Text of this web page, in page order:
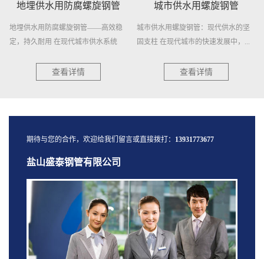
地埋供水用防腐螺旋钢管
地埋供水用防腐螺旋钢管——高效稳
定，持久耐用 在现代城市供水系统
查看详情
城市供水用螺旋钢管
城市供水用螺旋钢管：现代供水的坚
固支柱 在现代城市的快速发展中，...
查看详情
期待与您的合作，欢迎给我们留言或直接拨打： 13931773677
盐山盛泰钢管有限公司